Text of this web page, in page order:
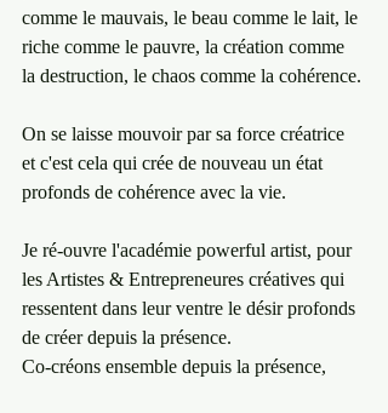
comme le mauvais, le beau comme le lait, le
riche comme le pauvre, la création comme
la destruction, le chaos comme la cohérence.
On se laisse mouvoir par sa force créatrice
et c'est cela qui crée de nouveau un état
profonds de cohérence avec la vie.
Je ré-ouvre l'académie powerful artist, pour
les Artistes & Entrepreneures créatives qui
ressentent dans leur ventre le désir profonds
de créer depuis la présence.
Co-créons ensemble depuis la présence,